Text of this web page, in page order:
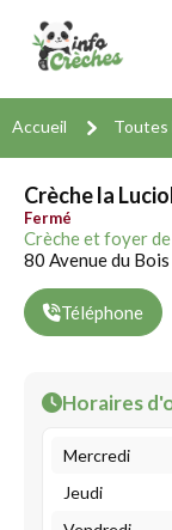
Accueil Toutes
Crèche la
Fermé
Crèche et foyer
80 Avenue du
Téléphone
Horaires
Mercredi
Jeudi